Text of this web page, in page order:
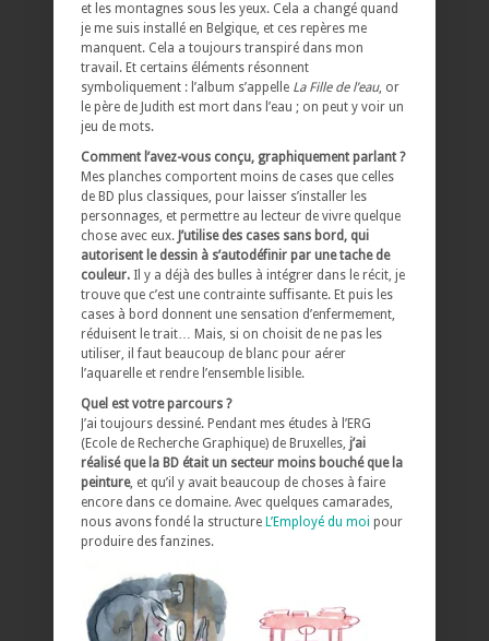
et les montagnes sous les yeux. Cela a changé quand
je me suis installé en Belgique, et ces repères me
manquent. Cela a toujours transpiré dans mon
travail. Et certains éléments résonnent
symboliquement : l’album s’appelle La Fille de l’eau, or
le père de Judith est mort dans l’eau ; on peut y voir un
jeu de mots.
Comment l’avez-vous conçu, graphiquement parlant ?
Mes planches comportent moins de cases que celles
de BD plus classiques, pour laisser s’installer les
personnages, et permettre au lecteur de vivre quelque
chose avec eux. J’utilise des cases sans bord, qui
autorisent le dessin à s’autodéfinir par une tache de
couleur. Il y a déjà des bulles à intégrer dans le récit, je
trouve que c’est une contrainte suffisante. Et puis les
cases à bord donnent une sensation d’enfermement,
réduisent le trait… Mais, si on choisit de ne pas les
utiliser, il faut beaucoup de blanc pour aérer
l’aquarelle et rendre l’ensemble lisible.
Quel est votre parcours ?
J’ai toujours dessiné. Pendant mes études à l’ERG
(Ecole de Recherche Graphique) de Bruxelles, j’ai
réalisé que la BD était un secteur moins bouché que la
peinture, et qu’il y avait beaucoup de choses à faire
encore dans ce domaine. Avec quelques camarades,
nous avons fondé la structure L’Employé du moi pour
produire des fanzines.